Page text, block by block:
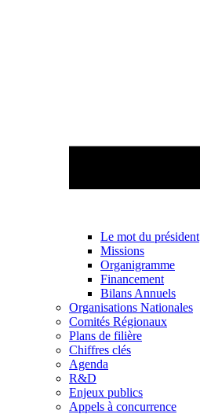
Le mot du président
Missions
Organigramme
Financement
Bilans Annuels
Organisations Nationales
Comités Régionaux
Plans de filière
Chiffres clés
Agenda
R&D
Enjeux publics
Appels à concurrence